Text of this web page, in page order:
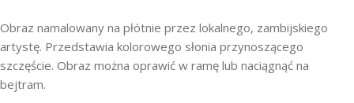
Obraz namalowany na płótnie przez lokalnego, zambijskiego
artystę. Przedstawia kolorowego słonia przynoszącego
szczęście. Obraz można oprawić w ramę lub naciągnąć na
bejtram.